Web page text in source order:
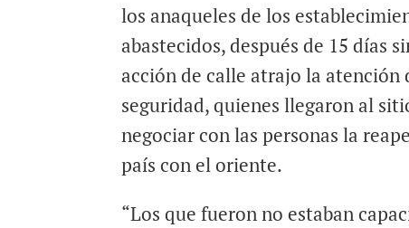
los anaqueles de los
abastecidos, después de 15 días
acción de calle atrajo la atención
seguridad, quienes llegaron al
negociar con las personas la
país con el oriente.
“Los que fueron no estaban